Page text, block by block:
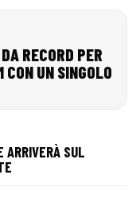
RECORD PER
UN SINGOLO
ARRIVERÀ SUL